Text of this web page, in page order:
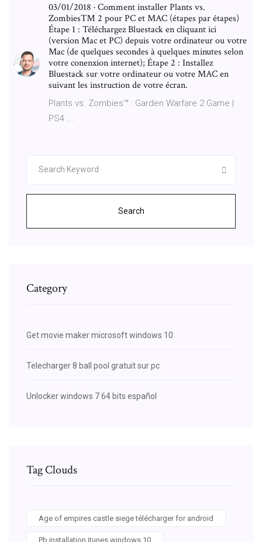
03/01/2018 · Comment installer Plants vs.
Zombies™ 2 pour PC et MAC (étapes par étapes)
Étape 1 : Téléchargez Bluestack en cliquant ici
(version Mac et PC) depuis votre ordinateur ou votre
Mac (de quelques secondes à quelques minutes selon
votre conenxion internet); Étape 2 : Installez
Bluestack sur votre ordinateur ou votre MAC en
suivant les instruction de votre écran.
Plants vs. Zombies™ : Garden Warfare 2 Game |
PS4 ...
Search
Category
Get movie maker microsoft windows 10
Telecharger 8 ball pool gratuit sur pc
Unlocker windows 7 64 bits español
Tag Clouds
Age of empires castle siege télécharger for android
Pb installation itunes windows 10